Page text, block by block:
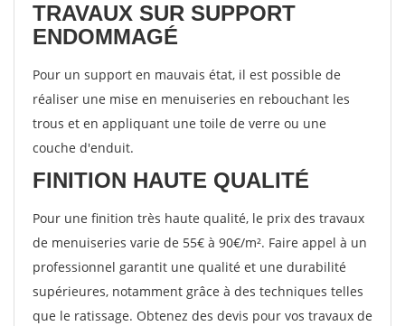
TRAVAUX SUR SUPPORT
ENDOMMAGÉ
Pour un support en mauvais état, il est possible de
réaliser une mise en menuiseries en rebouchant les
trous et en appliquant une toile de verre ou une
couche d'enduit.
FINITION HAUTE QUALITÉ
Pour une finition très haute qualité, le prix des travaux
de menuiseries varie de 55€ à 90€/m². Faire appel à un
professionnel garantit une qualité et une durabilité
supérieures, notamment grâce à des techniques telles
que le ratissage. Obtenez des devis pour vos travaux de